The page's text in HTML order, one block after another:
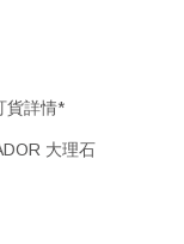
貨詳情*
大理石